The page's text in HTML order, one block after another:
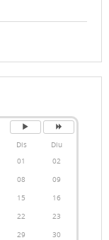
Dis
Diu
01
02
08
09
15
16
22
23
29
30